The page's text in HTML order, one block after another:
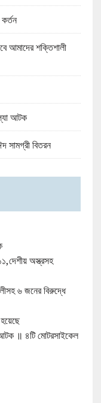
আমাদের শক্তিশালী
আটক
সামগ্রী বিতরন
অস্ত্রসহ
৬ জনের বিরুদ্ধে
॥ ৪টি মোটরসাইকেল